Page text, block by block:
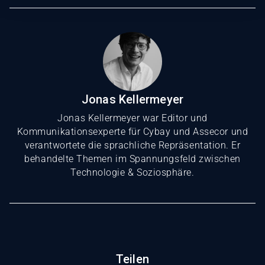
Jonas Kellermeyer
Jonas Kellermeyer war Editor und
Kommunikationsexperte für Cybay und Assecor und
verantwortete die sprachliche Repräsentation. Er
behandelte Themen im Spannungsfeld zwischen
Technologie & Soziosphäre.
Teilen